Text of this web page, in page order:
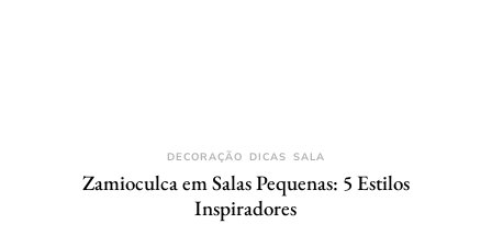
DECORAÇÃO DICAS SALA
Zamioculca em Salas Pequenas: 5 Estilos
Inspiradores